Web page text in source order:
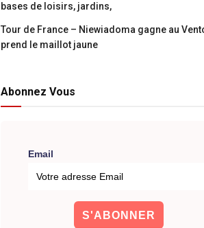
bases de loisirs, jardins,
Tour de France – Niewiadoma gagne au
prend le maillot jaune
Abonnez Vous
Email